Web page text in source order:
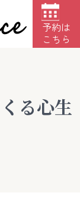
予約は
こちら
る心生